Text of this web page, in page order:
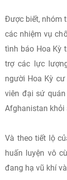
Được biết, nhóm
các nhiệm vụ
tình báo Hoa Kỳ
trợ các lực
người Hoa Kỳ
viên đại sứ
Afghanistan khỏi
Và theo tiết lộ
huấn luyện vô
đang hạ vũ khí